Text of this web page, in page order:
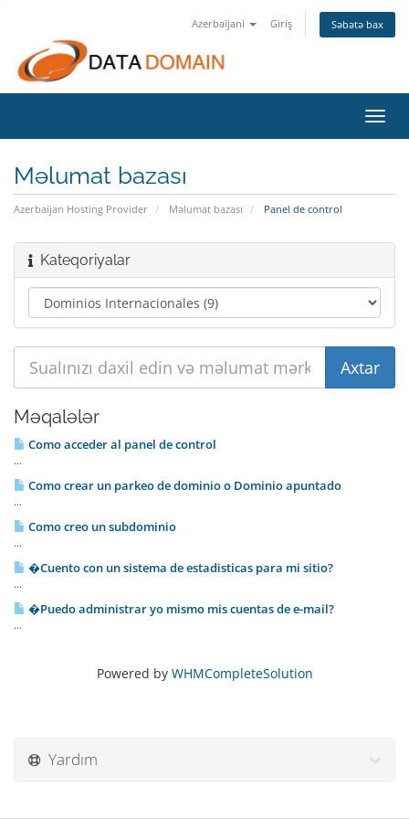
Azerbaijani Giriş Səbətə bax
keçid
Məlumat bazası
Azerbaijan Hosting Provider Məlumat bazası Panel de control
Kateqoriyalar
Məqalələr
Como acceder al panel de control
...
Como crear un parkeo de dominio o Dominio apuntado
...
Como creo un subdominio
...
�Cuento con un sistema de estadisticas para mi sitio?
...
�Puedo administrar yo mismo mis cuentas de e-mail?
...
Powered by WHMCompleteSolution
Yardım